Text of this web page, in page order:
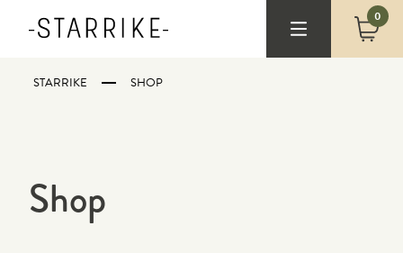
0
STARRIKE SHOP
Shop